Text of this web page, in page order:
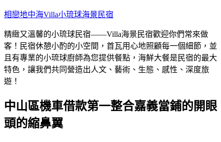
跳
主
要
內
容
相戀地中海Villa小琉球海景民宿
精緻又溫馨的小琉球民宿——Villa海景民宿歡迎你們常來做
客！民宿休憩小酌的小空間，首瓦用心地照顧每一個細節，並
且有專業的小琉球廚師為您提供餐點，海鮮大餐是民宿的最大
特色，讓我們共同營造出人文、藝術、生態、感性、深度旅
遊！
中山區機車借款第一整合嘉義當鋪的開眼
頭的縮鼻翼